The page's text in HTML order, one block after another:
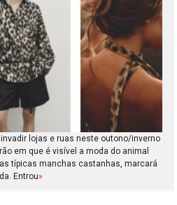
lojas e ruas neste outono/inverno
em que é visível a moda do animal
típicas manchas castanhas, marcará
Entrou»